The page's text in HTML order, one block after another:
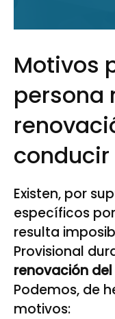
Motivos
persona
conducir
Existen, por
específicos
resulta
Provisional
renovación
Podemos, de
motivos: